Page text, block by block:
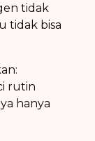
tidak
tidak bisa
rutin
hanya